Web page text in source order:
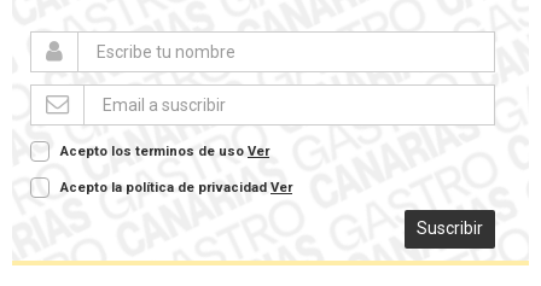
Acepto los terminos de uso Ver
Acepto la política de privacidad Ver
Suscribir